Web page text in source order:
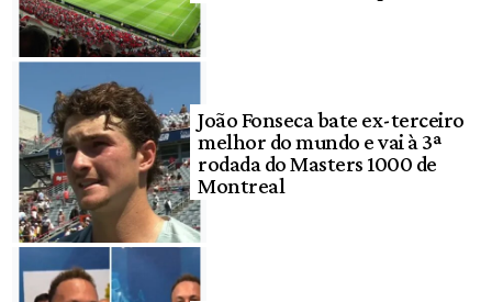
João Fonseca bate ex-terceiro
melhor do mundo e vai à 3ª
rodada do Masters 1000 de
Montreal